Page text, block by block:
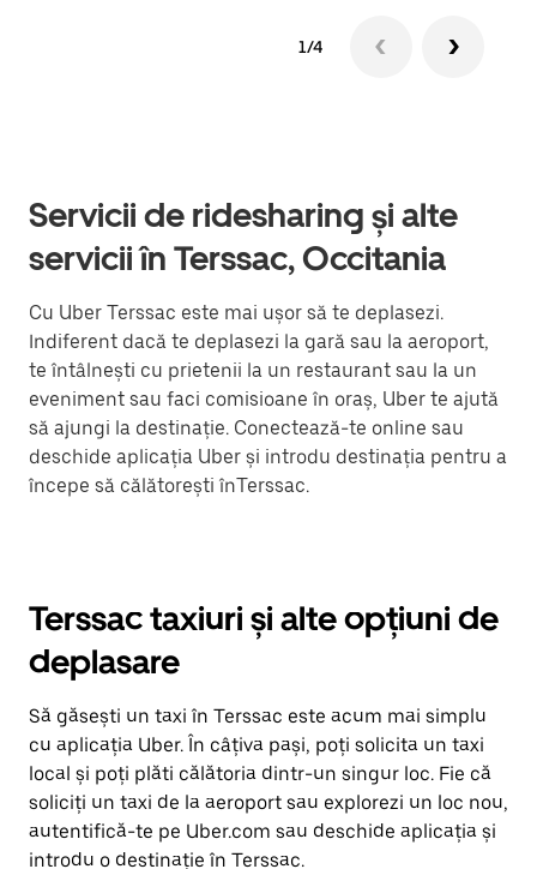
1/4
Servicii de ridesharing și alte
servicii în Terssac, Occitania
Cu Uber Terssac este mai ușor să te deplasezi.
Indiferent dacă te deplasezi la gară sau la aeroport,
te întâlnești cu prietenii la un restaurant sau la un
eveniment sau faci comisioane în oraș, Uber te ajută
să ajungi la destinație. Conectează-te online sau
deschide aplicația Uber și introdu destinația pentru a
începe să călătorești înTerssac.
Terssac taxiuri și alte opțiuni de
deplasare
Să găsești un taxi în Terssac este acum mai simplu
cu aplicația Uber. În câțiva pași, poți solicita un taxi
local și poți plăti călătoria dintr-un singur loc. Fie că
soliciți un taxi de la aeroport sau explorezi un loc nou,
autentifică-te pe Uber.com sau deschide aplicația și
introdu o destinație în Terssac.